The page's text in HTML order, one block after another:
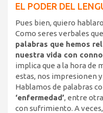
EL PODER DEL
Pues bien, quiero
Como seres verbales
palabras que hemos
nuestra vida con
implica que a la hora de
estas, nos impresionen
Hablamos de palabras
‘enfermedad’, entre
con sufrimiento. A